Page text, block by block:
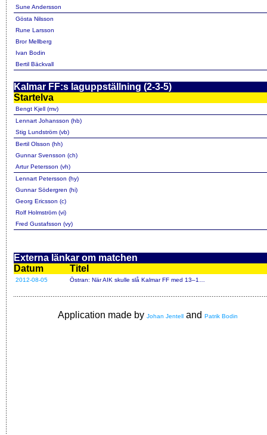
Sune Andersson
Gösta Nilsson
Rune Larsson
Bror Mellberg
Ivan Bodin
Bertil Bäckvall
Kalmar FF:s laguppställning (2-3-5)
Startelva
Bengt Kjell (mv)
Lennart Johansson (hb)
Stig Lundström (vb)
Bertil Olsson (hh)
Gunnar Svensson (ch)
Artur Petersson (vh)
Lennart Petersson (hy)
Gunnar Södergren (hi)
Georg Ericsson (c)
Rolf Holmström (vi)
Fred Gustafsson (vy)
Externa länkar om matchen
Datum
Titel
2012-08-05 Östran: När AIK skulle slå Kalmar FF med 13–1…
Application made by Johan Jentell and Patrik Bodin